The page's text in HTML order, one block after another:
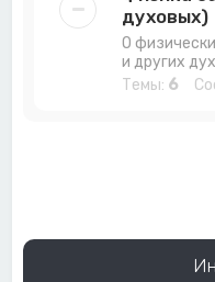
духовых)
О
и других
Темы: 6